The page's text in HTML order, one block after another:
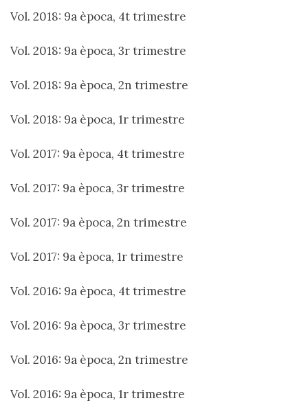
Vol. 2018: 9a època, 4t trimestre
Vol. 2018: 9a època, 3r trimestre
Vol. 2018: 9a època, 2n trimestre
Vol. 2018: 9a època, 1r trimestre
Vol. 2017: 9a època, 4t trimestre
Vol. 2017: 9a època, 3r trimestre
Vol. 2017: 9a època, 2n trimestre
Vol. 2017: 9a època, 1r trimestre
Vol. 2016: 9a època, 4t trimestre
Vol. 2016: 9a època, 3r trimestre
Vol. 2016: 9a època, 2n trimestre
Vol. 2016: 9a època, 1r trimestre